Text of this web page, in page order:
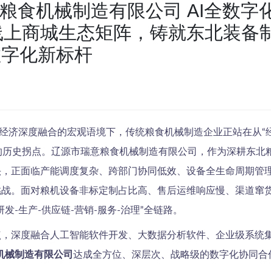
食机械制造有限公司 AI全数字
商城生态矩阵，铸就东北装备
化新标杆
深度融合的宏观语境下，传统粮食机械制造企业正站在从“
史拐点。辽源市瑞意粮食机械制造有限公司，作为深耕东北
正面临产能调度复杂、跨部门协同低效、设备全生命周期管
面对粮机设备非标定制占比高、售后运维响应慢、渠道窜
-生产-供应链-营销-服务-治理”全链路。
深度融合人工智能软件开发、大数据分析软件、企业级系统
械制造有限公司 达成全方位、深层次、战略级的数字化协同合